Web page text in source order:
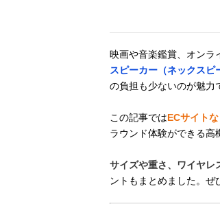
映画や音楽鑑賞、オンラ
スピーカー（ネックスピ
の負担も少ないのが魅力
この記事ではECサイト
ラウンド体験ができる高
サイズや重さ、ワイヤ
ントもまとめました。ぜ